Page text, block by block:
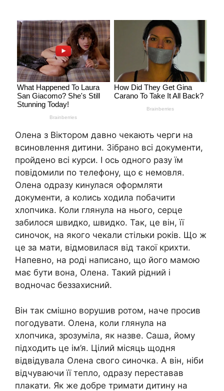
Олена з Віктором давно чекають черги на
всиновлення дитини. Зібрано всі документи,
пройдено всі курси. І ось одного разу їм
повідомили по телефону, що є немовля.
Олена одразу кинулася оформляти
документи, а колись ходила побачити
хлопчика. Коли глянула на нього, серце
забилося швидко, швидко. Так, це він, її
синочок, на якого чекали стільки років. Що ж
це за мати, відмовилася від такої крихти.
Напевно, на роді написано, що його мамою
має бути вона, Олена. Такий рідний і
водночас беззахисний.
Він так смішно ворушив ротом, наче просив
погодувати. Олена, коли глянула на
хлопчика, зрозуміла, як назве. Саша, йому
підходить це ім’я. Цілий місяць щодня
відвідувала Олена свого синочка. А він, ніби
відчуваючи її тепло, одразу переставав
плакати. Як же добре тримати дитину на